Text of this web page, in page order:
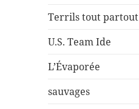
Terrils tout partout
U.S. Team Ide
L’Évaporée
sauvages